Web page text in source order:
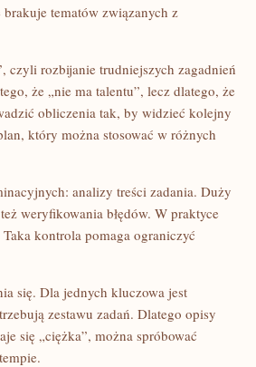
tematów związanych z
czyli rozbijanie trudniejszych zagadnień
że „nie ma talentu”, lecz dlatego, że
obliczenia tak, by widzieć kolejny
który można stosować w różnych
analizy treści zadania. Duży
weryfikowania błędów. W praktyce
kontrola pomaga ograniczyć
się. Dla jednych kluczowa jest
zestawu zadań. Dlatego opisy
się „ciężka”, można spróbować